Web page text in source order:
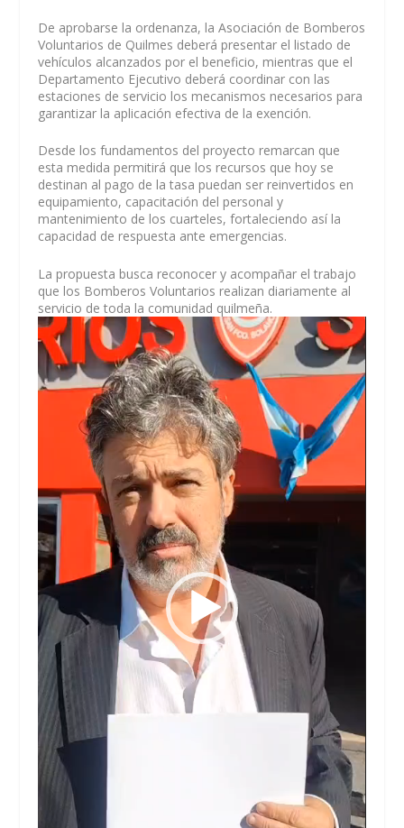
De aprobarse la ordenanza, la Asociación de Bomberos
Voluntarios de Quilmes deberá presentar el listado de
vehículos alcanzados por el beneficio, mientras que el
Departamento Ejecutivo deberá coordinar con las
estaciones de servicio los mecanismos necesarios para
garantizar la aplicación efectiva de la exención.
Desde los fundamentos del proyecto remarcan que
esta medida permitirá que los recursos que hoy se
destinan al pago de la tasa puedan ser reinvertidos en
equipamiento, capacitación del personal y
mantenimiento de los cuarteles, fortaleciendo así la
capacidad de respuesta ante emergencias.
La propuesta busca reconocer y acompañar el trabajo
que los Bomberos Voluntarios realizan diariamente al
servicio de toda la comunidad quilmeña.
Reproductor
de
vídeo